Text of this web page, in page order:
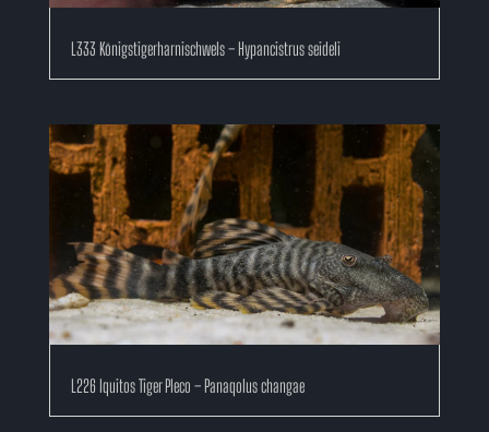
L333 Königstigerharnischwels – Hypancistrus seideli
L226 Iquitos Tiger Pleco – Panaqolus changae